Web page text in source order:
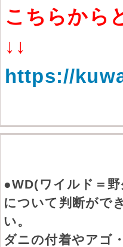
こちらから
↓↓
https://
●WD(ワイルド＝
について判断がで
い。
ダニの付着やアゴ